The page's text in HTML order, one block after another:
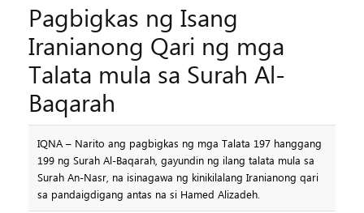
Pagbigkas ng Isang
Iranianong Qari ng mga
Talata mula sa Surah Al-
Baqarah
IQNA – Narito ang pagbigkas ng mga Talata 197 hanggang
199 ng Surah Al-Baqarah, gayundin ng ilang talata mula sa
Surah An-Nasr, na isinagawa ng kinikilalang Iranianong qari
sa pandaigdigang antas na si Hamed Alizadeh.